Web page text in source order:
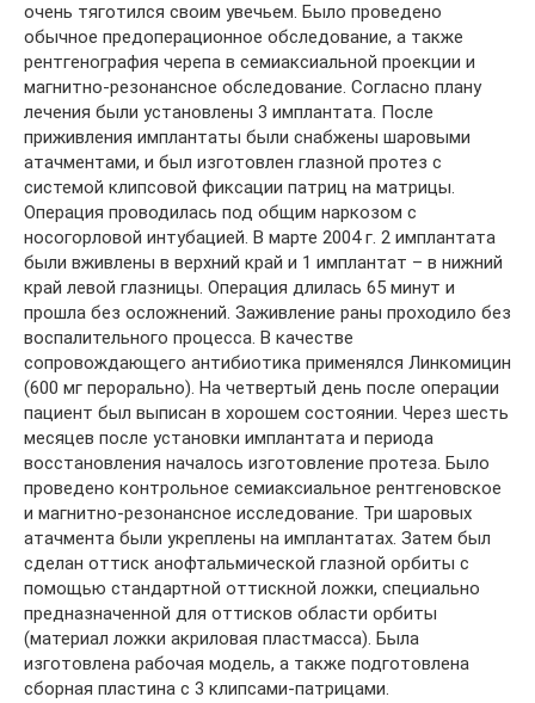
очень тяготился своим увечьем. Было проведено
обычное предоперационное обследование, а также
рентгенография черепа в семиаксиальной проекции и
магнитно-резонансное обследование. Согласно плану
лечения были установлены 3 имплантата. После
приживления имплантаты были снабжены шаровыми
атачментами, и был изготовлен глазной протез с
системой клипсовой фиксации патриц на матрицы.
Операция проводилась под общим наркозом с
носогорловой интубацией. В марте 2004 г. 2 имплантата
были вживлены в верхний край и 1 имплантат – в нижний
край левой глазницы. Операция длилась 65 минут и
прошла без осложнений. Заживление раны проходило без
воспалительного процесса. В качестве
сопровождающего антибиотика применялся Линкомицин
(600 мг перорально). На четвертый день после операции
пациент был выписан в хорошем состоянии. Через шесть
месяцев после установки имплантата и периода
восстановления началось изготовление протеза. Было
проведено контрольное семиаксиальное рентгеновское
и магнитно-резонансное исследование. Три шаровых
атачмента были укреплены на имплантатах. Затем был
сделан оттиск анофтальмической глазной орбиты с
помощью стандартной оттискной ложки, специально
предназначенной для оттисков области орбиты
(материал ложки акриловая пластмасса). Была
изготовлена рабочая модель, а также подготовлена
сборная пластина с 3 клипсами-патрицами.